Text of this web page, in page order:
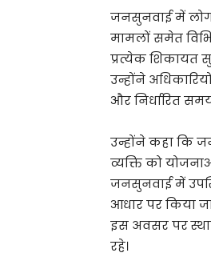
जनसुनवाई में
मामलों समेत
प्रत्येक शिकायत
उन्होंने
और निर्धारित
उन्होंने कहा कि
व्यक्ति को
जनसुनवाई में
आधार पर किया
इस अवसर पर
रहे।